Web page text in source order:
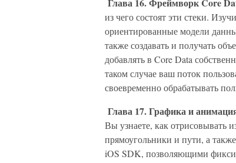
из чего состоят эти стеки.
ориентированные модели
также создавать и получать
добавлять в Core Data
таком случае ваш поток
своевременно обрабатывать
Глава 17. Графика и
Вы узнаете, как отрисовывать
прямоугольники и пути, а
iOS SDK, позволяющими